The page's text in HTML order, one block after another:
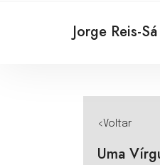
Jorge Reis-Sá
<Voltar
Uma